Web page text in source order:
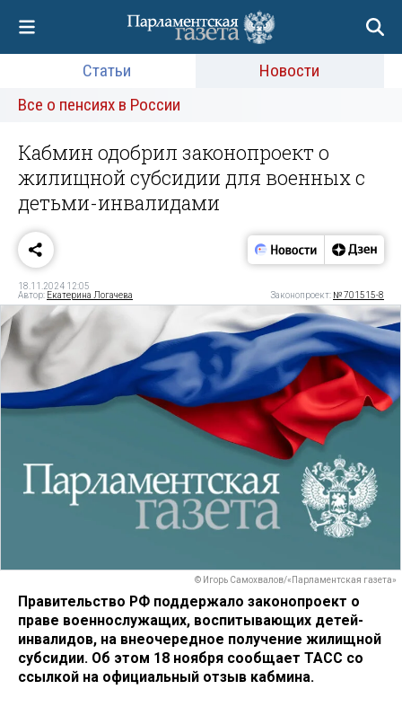
Статьи
Новости
Все о пенсиях в России
Кабмин одобрил законопроект о
жилищной субсидии для военных с
детьми-инвалидами
18.11.2024 12:05
Автор: Екатерина Логачева Законопроект: № 701515-8
© Игорь Самохвалов/«Парламентская газета»
Правительство РФ поддержало законопроект о
праве военнослужащих, воспитывающих детей-
инвалидов, на внеочередное получение жилищной
субсидии. Об этом 18 ноября сообщает ТАСС со
ссылкой на официальный отзыв кабмина.